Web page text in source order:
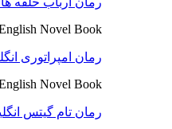
Novel Book
رمان امپراتوری
Novel Book
رمان تام گیتس